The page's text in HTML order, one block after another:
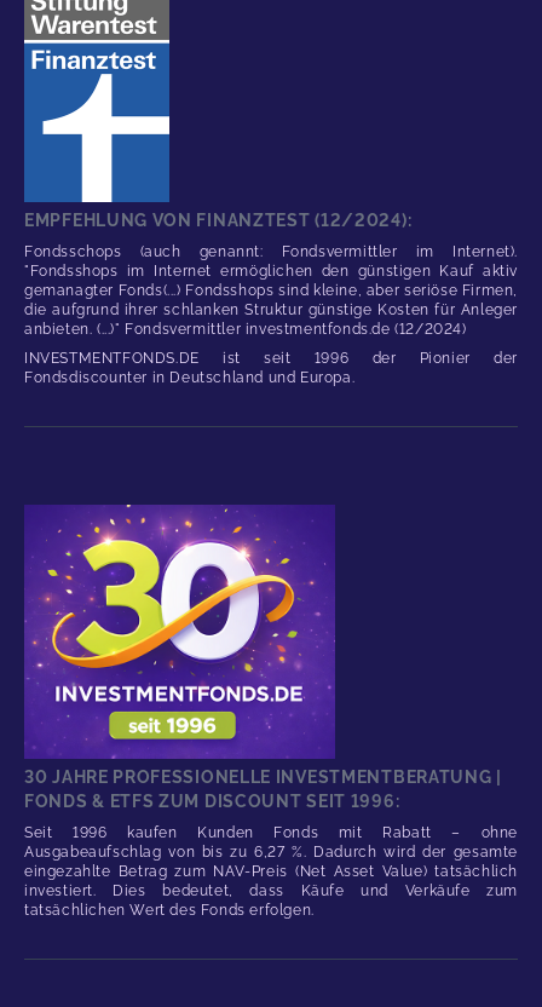
EMPFEHLUNG VON FINANZTEST (12/2024):
Fondsschops (auch genannt: Fondsvermittler im Internet).
"Fondsshops im Internet ermöglichen den günstigen Kauf aktiv
gemanagter Fonds(...) Fondsshops sind kleine, aber seriöse Firmen,
die aufgrund ihrer schlanken Struktur günstige Kosten für Anleger
anbieten. (...)" Fondsvermittler investmentfonds.de (12/2024)
INVESTMENTFONDS.DE ist seit 1996 der Pionier der
Fondsdiscounter in Deutschland und Europa.
30 JAHRE PROFESSIONELLE INVESTMENTBERATUNG |
FONDS & ETFS ZUM DISCOUNT SEIT 1996:
Seit 1996 kaufen Kunden Fonds mit Rabatt – ohne
Ausgabeaufschlag von bis zu 6,27 %. Dadurch wird der gesamte
eingezahlte Betrag zum NAV-Preis (Net Asset Value) tatsächlich
investiert. Dies bedeutet, dass Käufe und Verkäufe zum
tatsächlichen Wert des Fonds erfolgen.